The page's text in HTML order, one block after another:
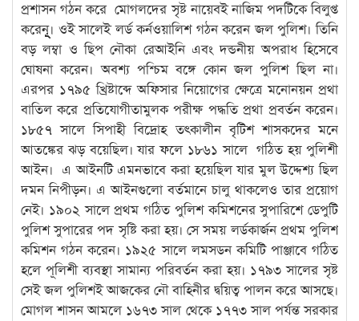
প্রশাসন গঠন করে মোগলদের সৃষ্ট নায়েবই নাজিম পদটিকে বিলুপ্ত
করেনূূূূূূূ। ওই সালেই লর্ড কর্নওয়ালিশ গঠন করেন জল পুলিশ। তিনি
বড় লম্বা ও ছিপ নৌকা রেআইনি এবং দন্ডনীয় অপরাধ হিসেবে
ঘোষনা করেন। অবশ্য পশ্চিম বঙ্গে কোন জল পুলিশ ছিল না।
এরপর ১৭৯৫ খ্রিষ্টাব্দে অফিসার নিয়োগের ক্ষেত্রে মনোনয়ন প্রথা
বাতিল করে প্রতিযোগীতামুলক পরীক্ষ পদ্ধতি প্রথা প্রবর্তন করেন।
১৮৫৭ সালে সিপাহী বিদ্রোহ তৎকালীন বৃটিশ শাসকদের মনে
আতঙ্কের ঝড় বয়েছিল। যার ফলে ১৮৬১ সালে গঠিত হয় পুলিশী
আইন। এ আইনটি এমনভাবে করা হয়েছিল যার মুল উদ্দেশ্য ছিল
দমন নিপীড়ন। এ আইনগুলো বর্তমানে চালু থাকলেও তার প্রয়োগ
নেই। ১৯০২ সালে প্রথম গঠিত পুলিশ কমিশনের সুপারিশে ডেপুটি
পুলিশ সুপারের পদ সৃষ্টি করা হয়। সে সময় লর্ডকার্জন প্রথম পুলিশ
কমিশন গঠন করেন। ১৯২৫ সালে লমসডন কমিটি পাঞ্জাবে গঠিত
হলে পূলিশী ব্যবস্থা সামান্য পরিবর্তন করা হয়। ১৭৯৩ সালের সৃষ্ট
সেই জল পুলিশই আজকের নৌ বাহিনীর দ্বয়িত্ব পালন করে আসছে।
মোগল শাসন আমলে ১৬৭৩ সাল থেকে ১৭৭৩ সাল পর্যন্ত সরকার